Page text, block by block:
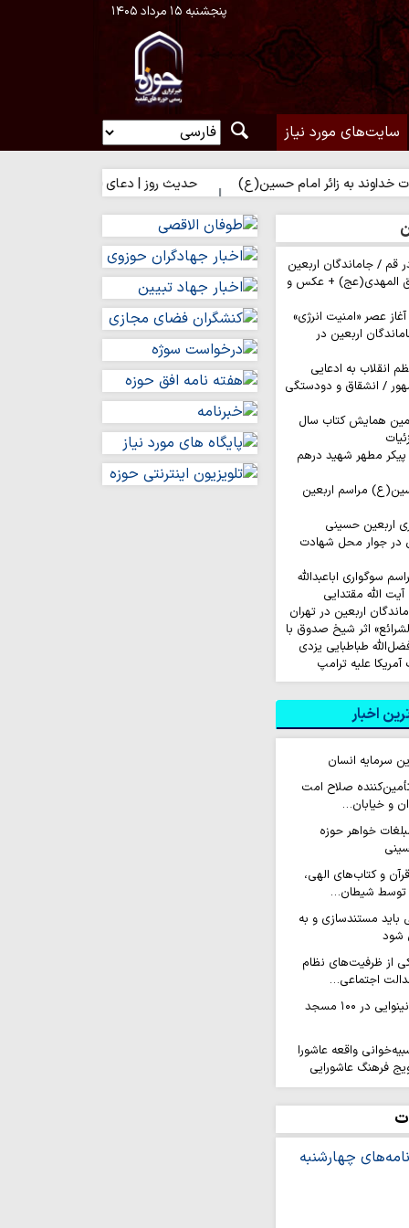
پنجشنبه ۱۵ مرداد ۱۴۰۵
سایت‌های مورد نیاز
زائر امام حسین(ع) حدیث روز | دعای فرشتگان برای زائر امام
قم / جاماندگان اربعین
المهدی(عج) + عکس و
عصر «امنیت انرژی»
اربعین در
انقلاب به ادعایی
/ انشقاق و دودستگی
همایش کتاب سال
پیکر مطهر شهید درهم
مراسم اربعین
اربعین حسینی
در جوار محل شهادت
سوگواری اباعبدالله
الله مقتدایی
اربعین در تهران
اثر شیخ صدوق با
طباطبایی یزدی
اخبار
سرمایه انسان
تأمین‌کننده صلاح امت
و خیابان…
خواهر حوزه
و کتاب‌های الهی،
توسط شیطان…
مستندسازی و به
شود
از ظرفیت‌های نظام
اجتماعی…
همایش دختران نینوایی در ۱۰۰ مسجد
واقعه عاشورا
فرهنگ عاشورایی
نخبگان در برابر نسل
شبهات است
خدمت هلال‌احمر به زائران